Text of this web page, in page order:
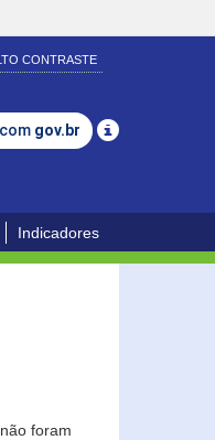
CONTRASTE
gov.br
Indicadores
foram